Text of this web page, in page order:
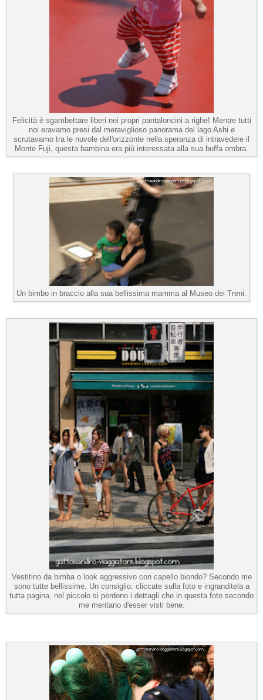
Felicità è sgambettare liberi nei propri pantaloncini a righe! Mentre tutti
noi eravamo presi dal meraviglioso panorama del lago Ashi e
scrutavamo tra le nuvole dell'orizzonte nella speranza di intravedere il
Monte Fuji, questa bambina era più interessata alla sua buffa ombra.
Un bimbo in braccio alla sua bellissima mamma al Museo dei Treni.
Vestitino da bimba o look aggressivo con capello biondo? Secondo me
sono tutte bellissime. Un consiglio: cliccate sulla foto e ingranditela a
tutta pagina, nel piccolo si perdono i dettagli che in questa foto secondo
me meritano d'esser visti bene.